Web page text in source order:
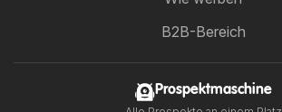
B2B-Bereich
Prospektmaschine